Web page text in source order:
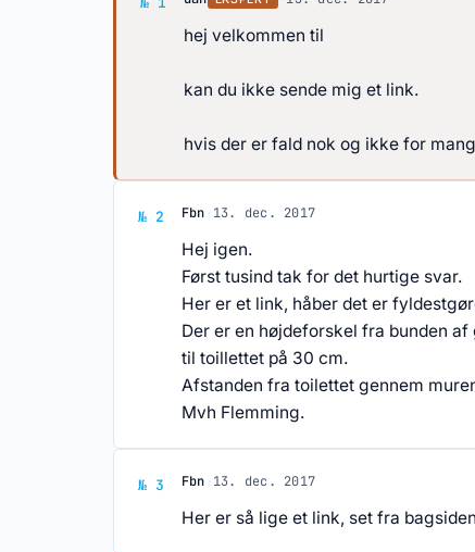
hej velkommen til
kan du ikke sende mig et link.
hvis der er fald nok og ikke for
№ 2 Svar af Fbn
Fbn · 13. dec. 2017
Hej igen.
Først tusind tak for det hurtige svar.
Her er et link, håber det er
Der er en højdeforskel fra bunden
til toillettet på 30 cm.
Afstanden fra toilettet gennem
Mvh Flemming.
№ 3 Svar af Fbn
Fbn · 13. dec. 2017
Her er så lige et link, set fra